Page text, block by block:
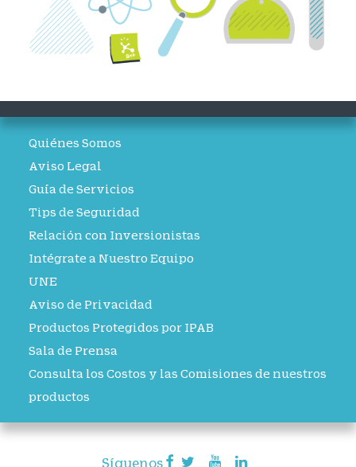
Quiénes Somos
Aviso Legal
Guía de Servicios
Tips de Seguridad
Relación con Inversionistas
Intégrate a Nuestro Equipo
UNE
Aviso de Privacidad
Productos Protegidos por IPAB
Sala de Prensa
Consulta los Costos y las Comisiones de nuestros
productos
Síguenos